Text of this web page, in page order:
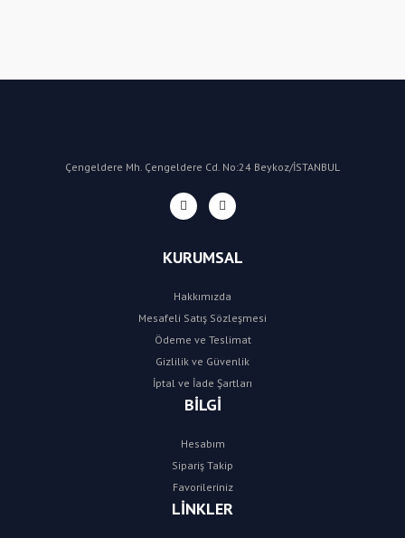
Çengeldere Mh. Çengeldere Cd. No:24 Beykoz/İSTANBUL
KURUMSAL
Hakkımızda
Mesafeli Satış Sözleşmesi
Ödeme ve Teslimat
Gizlilik ve Güvenlik
İptal ve İade Şartları
BİLGİ
Hesabım
Sipariş Takip
Favorileriniz
LİNKLER